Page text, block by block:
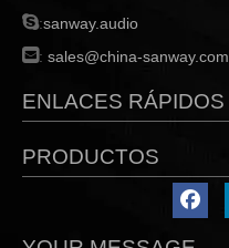
:sanway.audio
: sales@china-sanway.com
ENLACES RÁPIDOS
PRODUCTOS